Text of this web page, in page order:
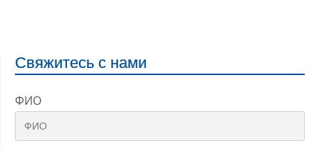
Свяжитесь с нами
ФИО